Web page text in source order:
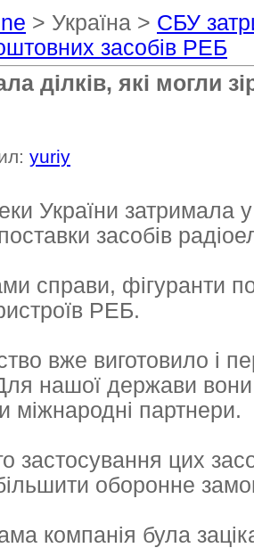
> Україна > СБУ
засобів РЕБ
ділків, які могли
yuriy
України затримала у
засобів
справи, фігуранти
РЕБ.
вже виготовило і
нашої держави
міжнародні партнери.
застосування цих
оборонне
компанія була